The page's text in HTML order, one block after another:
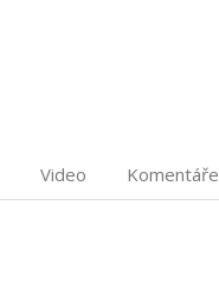
Video Komentáře